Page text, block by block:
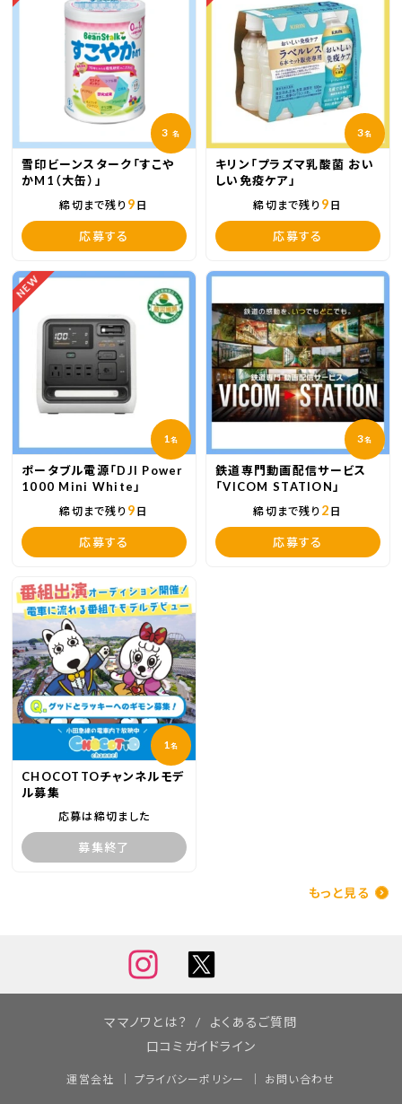
3 名
雪印ビーンスターク「すこや
かM1（大缶）」
締切まで残り 9 日
応募する
3名
キリン「プラズマ乳酸菌 おい
しい免疫ケア」
締切まで残り 9 日
応募する
NEW
1名
ポータブル電源「DJI Power
1000 Mini White」
締切まで残り 9 日
応募する
3名
鉄道専門動画配信サービス
「VICOM STATION」
締切まで残り 2 日
応募する
1名
CHOCOTTOチャンネルモデ
ル募集
応募は締切ました
募集終了
もっと見る
ママノワとは？
よくあるご質問
口コミガイドライン
運営会社 プライバシーポリシー お問い合わせ